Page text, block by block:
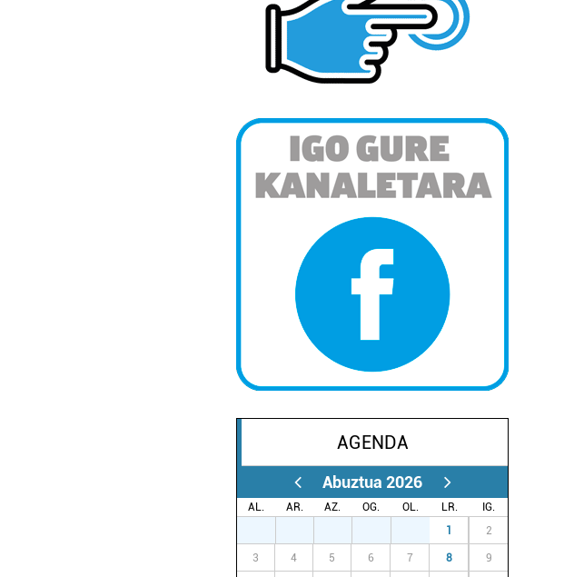
AGENDA
Abuztua 2026
AL. AR. AZ. OG. OL. LR.
IG.
1 2
3 4 5 6 7 8 9